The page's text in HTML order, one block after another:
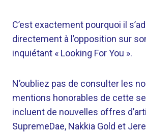
C’est exactement pourquoi il
directement à l’opposition sur
inquiétant « Looking For You ».
N’oubliez pas de consulter les
mentions honorables de cette
incluent de nouvelles offres
SupremeDae, Nakkia Gold et